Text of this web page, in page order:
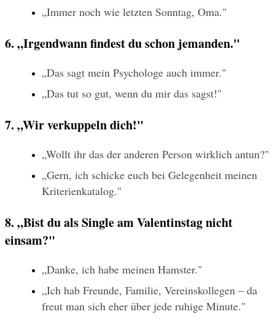
„Immer noch wie letzten Sonntag, Oma."
6. „Irgendwann findest du schon jemanden."
„Das sagt mein Psychologe auch immer."
„Das tut so gut, wenn du mir das sagst!"
7. „Wir verkuppeln dich!"
„Wollt ihr das der anderen Person wirklich antun?"
„Gern, ich schicke euch bei Gelegenheit meinen
Kriterienkatalog."
8. „Bist du als Single am Valentinstag nicht
einsam?"
„Danke, ich habe meinen Hamster."
„Ich hab Freunde, Familie, Vereinskollegen – da
freut man sich eher über jede ruhige Minute."